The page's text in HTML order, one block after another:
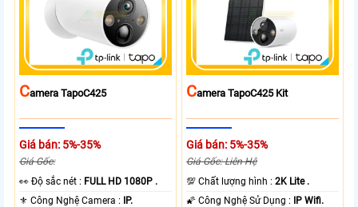
CAmera TapoC425
Giá bán: 5%-35%
Giá Gốc:
️👀 Độ sắc nét : FULL HD 1080P .
⚜️ Công Nghệ Camera : IP.
CAmera TapoC425 Kit
Giá bán: 5%-35%
Giá Gốc: Liên Hệ
💯 Chất lượng hình :2K Lite .
🌠 Công Nghệ Sử Dụng : IP Wifi.